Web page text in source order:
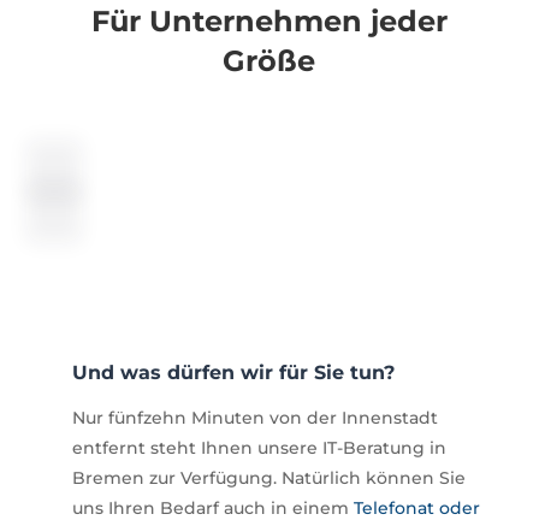
Für Unternehmen jeder
Größe
Und was dürfen wir für Sie tun?
Nur fünfzehn Minuten von der Innenstadt
entfernt steht Ihnen unsere IT-Beratung in
Bremen zur Verfügung. Natürlich können Sie
uns Ihren Bedarf auch in einem Telefonat oder